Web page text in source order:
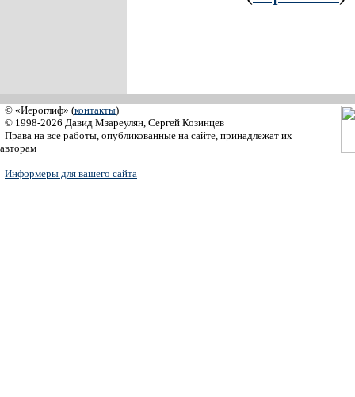
© «Иероглиф» (контакты)
© 1998-2026 Давид Мзареулян, Сергей Козинцев
Права на все работы, опубликованные на сайте, принадлежат их
авторам
Информеры для вашего сайта